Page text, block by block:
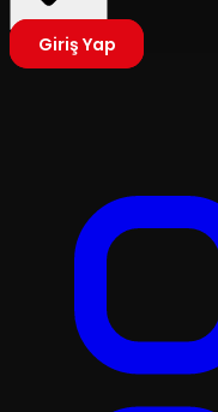
Giriş Yap